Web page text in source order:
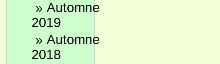
» Automne
2019
» Automne
2018